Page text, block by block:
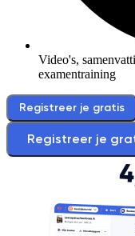
Video's,
examentraining
Registreer je gratis
Registreer je